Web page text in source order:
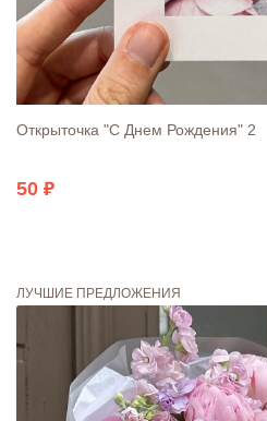
Открыточка "С Днем Рождения" 2
50
ЛУЧШИЕ ПРЕДЛОЖЕНИЯ